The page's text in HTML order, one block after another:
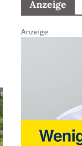
Anzeige
Anzeige